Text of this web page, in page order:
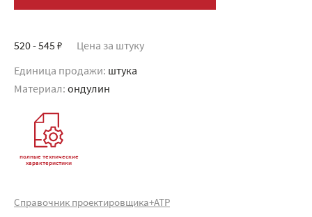
520 - 545 ₽ Цена за штуку
Единица продажи: штука
Материал: ондулин
полные технические
характеристики
Справочник проектировщика+АТР